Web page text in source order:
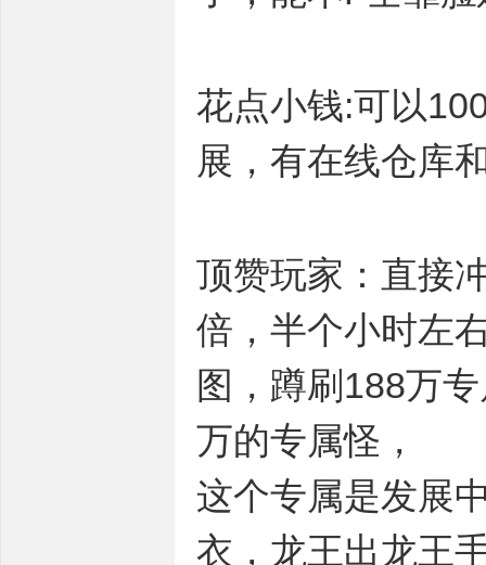
花点小钱:可以
展，有在线仓库
顶赞玩家：直接
倍，半个小时左
图，蹲刷188万
万的专属怪，
这个专属是发展
衣，龙王出龙王